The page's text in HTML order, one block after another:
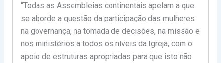
“Todas as Assembleias continentais apelam a que
se aborde a questão da participação das mulheres
na governança, na tomada de decisões, na missão e
nos ministérios a todos os níveis da Igreja, com o
apoio de estruturas apropriadas para que isto não